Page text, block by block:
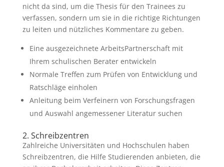
nicht da sind, um die Thesis für den Trainees zu
verfassen, sondern um sie in die richtige Richtungen
zu leiten und nützliches Kommentare zu geben.
Eine ausgezeichnete ArbeitsPartnerschaft mit
Ihrem schulischen Berater entwickeln
Normale Treffen zum Prüfen von Entwicklung und
Ratschläge einholen
Anleitung beim Verfeinern von Forschungsfragen
und Auswahl angemessener Literatur suchen
2. Schreibzentren
Zahlreiche Universitäten und Hochschulen haben
Schreibzentren, die Hilfe Studierenden anbieten, die